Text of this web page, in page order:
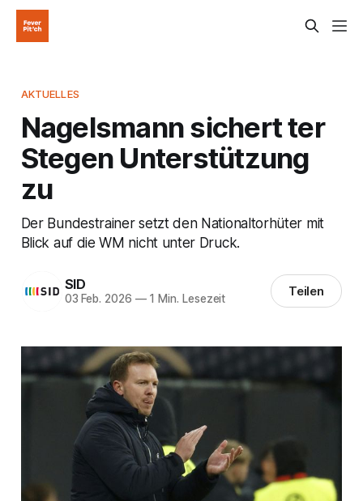
AKTUELLES
Nagelsmann sichert ter
Stegen Unterstützung
zu
Der Bundestrainer setzt den Nationaltorhüter mit
Blick auf die WM nicht unter Druck.
SID
03 Feb. 2026 —1 Min. Lesezeit Teilen